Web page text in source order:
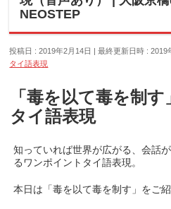
NEOSTEP
投稿日 : 2019年2月14日 最終更新日時 : 2019
タイ語表現
「毒を以て毒を制
タイ語表現
知っていれば世界が広がる、会話
るワンポイントタイ語表現。
本日は「毒を以て毒を制す」をご紹